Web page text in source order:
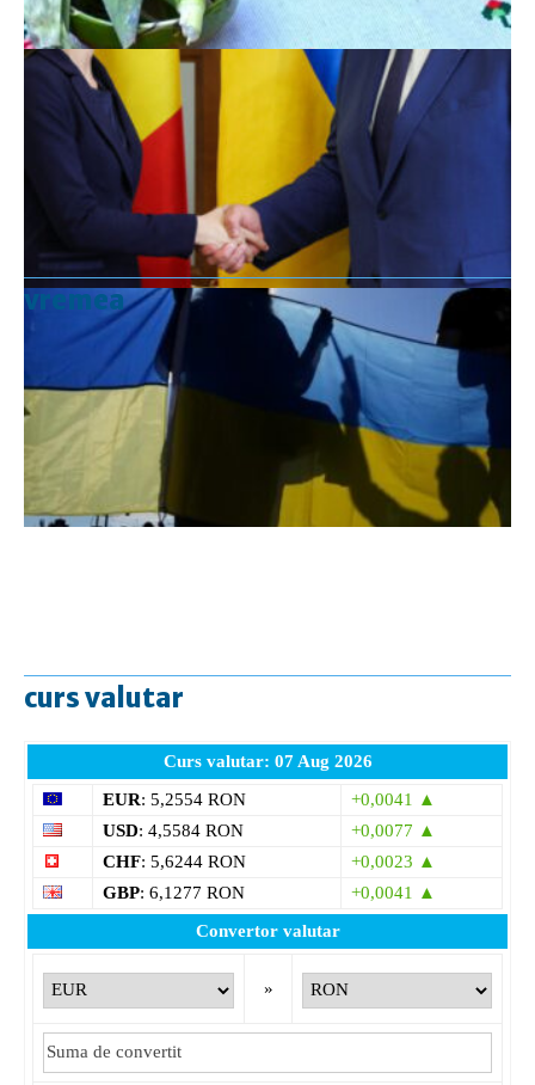
vremea
curs valutar
Curs valutar: 07 Aug 2026
EUR: 5,2554 RON
+0,0041 ▲
USD: 4,5584 RON
+0,0077 ▲
CHF: 5,6244 RON
+0,0023 ▲
GBP: 6,1277 RON
+0,0041 ▲
Convertor valutar
»